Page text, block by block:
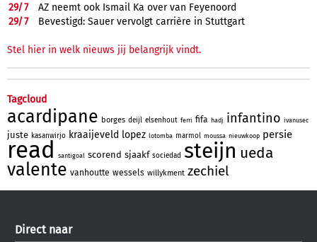
29/7
AZ neemt ook Ismail Ka over van Feyenoord
29/7 Bevestigd: Sauer vervolgt carrière in Stuttgart
Stel hier in welk nieuws jij belangrijk vindt.
Tagcloud
acardipane borges deijl elsenhout ferri fifa hadj infantino ivanusec
juste kasanwirjo kraaijeveld lopez lotomba marmol moussa nieuwkoop persie
read santigoal scorend sjaakf sociedad steijn ueda
valente vanhoutte wessels willykment zechiel
Direct naar